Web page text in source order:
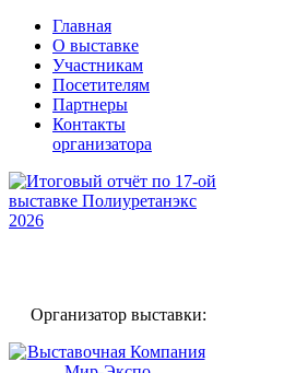
Главная
О выставке
Участникам
Посетителям
Партнеры
Контакты
организатора
Организатор выставки: